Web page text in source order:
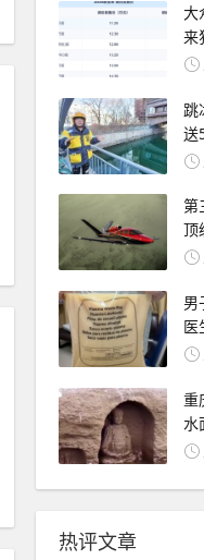
大
来
跳
送
第
顶
男
医
重
水
热评文章